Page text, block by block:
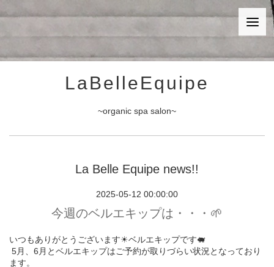
LaBelleEquipe
~organic spa salon~
La Belle Equipe news!!
2025-05-12 00:00:00
今週のベルエキップは・・・🌱
いつもありがとうございます☀︎ベルエキップです🐖
5月、6月とベルエキップはご予約が取りづらい状況となっており
ます。